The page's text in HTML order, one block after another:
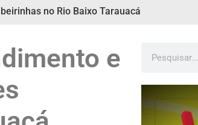
no Rio Baixo Tarauacá
e